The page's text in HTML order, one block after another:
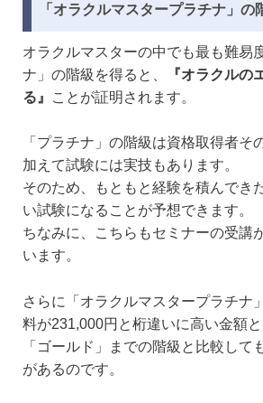
「オラクルマスタープラチナ」の
オラクルマスターの中でも最も難易
ナ」の階級を得ると、
『オラクルの
る』
ことが証明されます。
「プラチナ」の階級は資格取得者そ
加えて試験には実技もあります。
そのため、もともと経験を積んでき
い試験になることが予想できます。
ちなみに、こちらもセミナーの受講
います。
さらに「オラクルマスタープラチナ
料が231,000円と桁違いに高い金額と
「ゴールド」までの階級と比較して
があるのです。